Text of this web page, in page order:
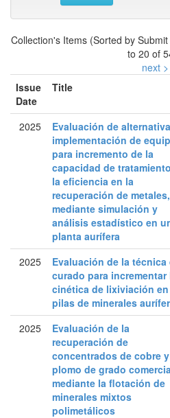
Collection's Items (Sorted by
to 20 of
next >
Issue
Date
Title
2025
Evaluación de
implementación de
para incremento de la
capacidad de
la eficiencia en la
recuperación de metales,
mediante simulación y
análisis estadístico en
planta aurífera
2025
Evaluación de la técnica
curado para incrementar
cinética de lixiviación en
pilas de minerales
2025
Evaluación de la
recuperación de
concentrados de cobre y
plomo de grado
mediante la flotación de
minerales mixtos
polimetálicos